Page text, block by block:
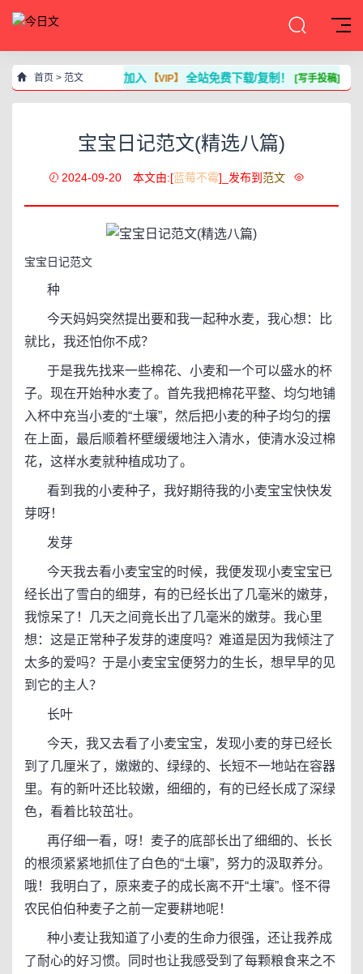
首页 > 范文 加入 【VIP】全站免费下载/复制！[写手投稿]
宝宝日记范文(精选八篇)
2024-09-20 本文由:[蓝莓不霉]_发布到 范文
宝宝日记范文
种
今天妈妈突然提出要和我一起种水麦，我心想：比
就比，我还怕你不成？
于是我先找来一些棉花、小麦和一个可以盛水的杯
子。现在开始种水麦了。首先我把棉花平整、均匀地铺
入杯中充当小麦的“土壤”，然后把小麦的种子均匀的摆
在上面，最后顺着杯壁缓缓地注入清水，使清水没过棉
花，这样水麦就种植成功了。
看到我的小麦种子，我好期待我的小麦宝宝快快发
芽呀！
发芽
今天我去看小麦宝宝的时候，我便发现小麦宝宝已
经长出了雪白的细芽，有的已经长出了几毫米的嫩芽，
我惊呆了！几天之间竟长出了几毫米的嫩芽。我心里
想：这是正常种子发芽的速度吗？难道是因为我倾注了
太多的爱吗？于是小麦宝宝便努力的生长，想早早的见
到它的主人？
长叶
今天，我又去看了小麦宝宝，发现小麦的芽已经长
到了几厘米了，嫩嫩的、绿绿的、长短不一地站在容器
里。有的新叶还比较嫩，细细的，有的已经长成了深绿
色，看着比较茁壮。
再仔细一看，呀！麦子的底部长出了细细的、长长
的根须紧紧地抓住了白色的“土壤”，努力的汲取养分。
哦！我明白了，原来麦子的成长离不开“土壤”。怪不得
农民伯伯种麦子之前一定要耕地呢！
种小麦让我知道了小麦的生命力很强，还让我养成
了耐心的好习惯。同时也让我感受到了每颗粮食来之不